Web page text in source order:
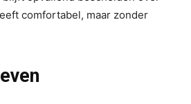
comfortabel, maar zonder